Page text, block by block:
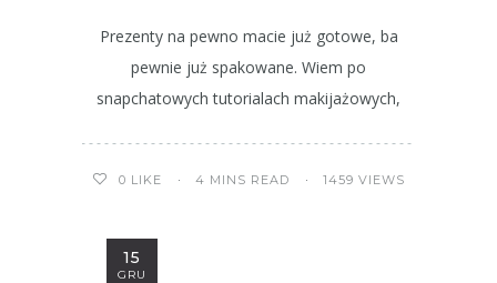
Prezenty na pewno macie już gotowe, ba
pewnie już spakowane. Wiem po
snapchatowych tutorialach makijażowych,
0 LIKE 4 MINS READ 1459 VIEWS
15
GRU